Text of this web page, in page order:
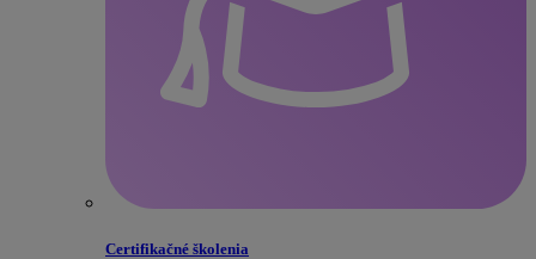
Certifikačné školenia